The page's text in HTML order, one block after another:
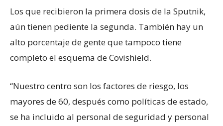
Los que recibieron la primera dosis de la Sputnik,
aún tienen pediente la segunda. También hay un
alto porcentaje de gente que tampoco tiene
completo el esquema de Covishield.
“Nuestro centro son los factores de riesgo, los
mayores de 60, después como políticas de estado,
se ha incluido al personal de seguridad y personal